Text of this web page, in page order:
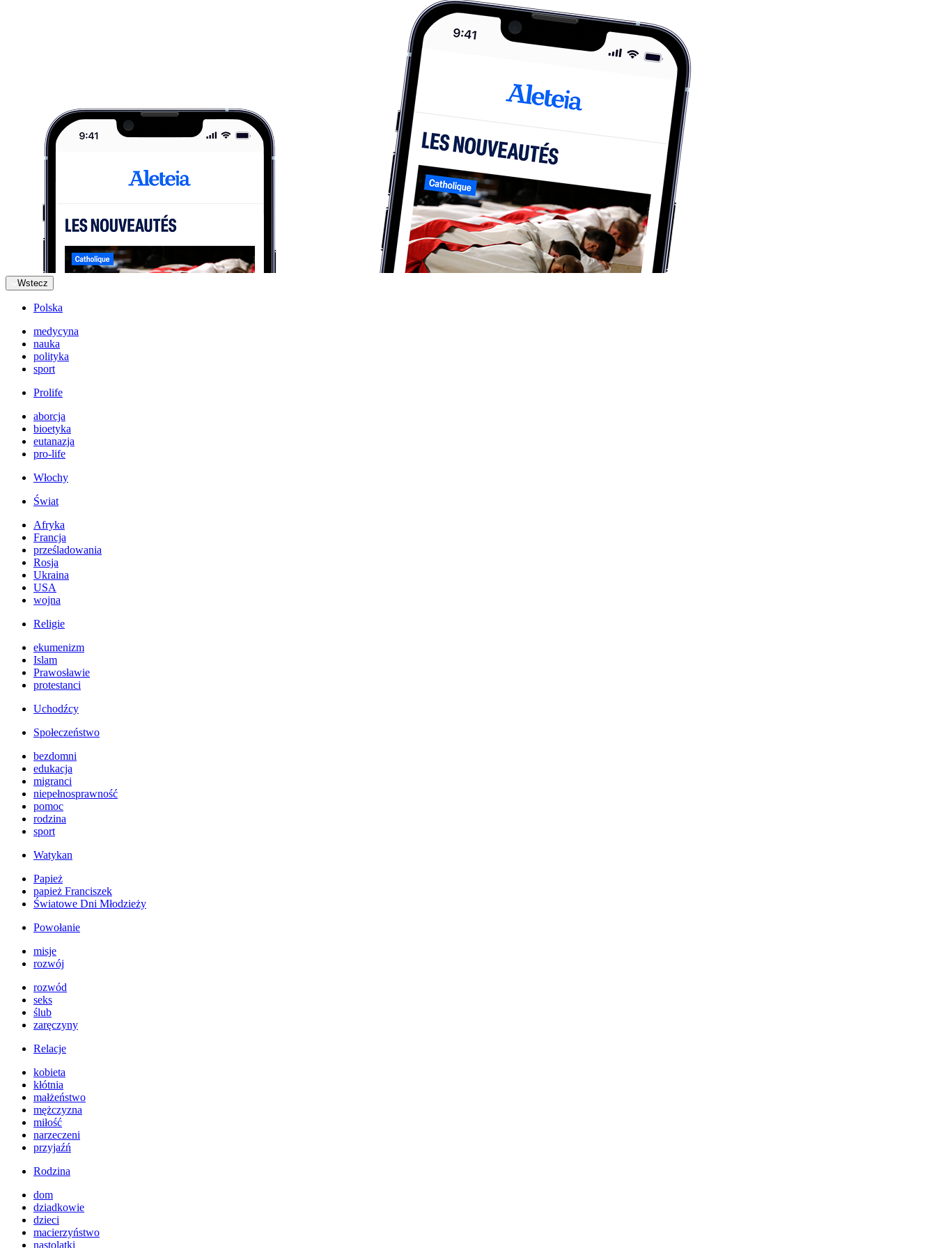
Wstecz
Polska
medycyna
nauka
polityka
sport
Prolife
aborcja
bioetyka
eutanazja
pro-life
Włochy
Świat
Afryka
Francja
prześladowania
Rosja
Ukraina
USA
wojna
Religie
ekumenizm
Islam
Prawosławie
protestanci
Uchodźcy
Społeczeństwo
bezdomni
edukacja
migranci
niepełnosprawność
pomoc
rodzina
sport
Watykan
Papież
papież Franciszek
Światowe Dni Młodzieży
Powołanie
misje
rozwój
rozwód
seks
ślub
zaręczyny
Relacje
kobieta
kłótnia
małżeństwo
mężczyzna
miłość
narzeczeni
przyjaźń
Rodzina
dom
dziadkowie
dzieci
macierzyństwo
nastolatki